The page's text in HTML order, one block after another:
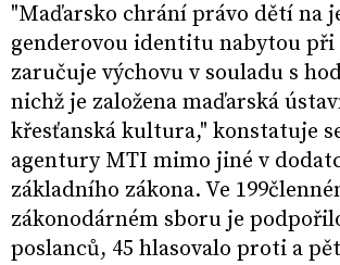
"Maďarsko chrání právo dětí na
genderovou identitu nabytou při
zaručuje výchovu v souladu s
nichž je založena maďarská
křesťanská kultura," konstatuje
agentury MTI mimo jiné v
základního zákona. Ve
zákonodárném sboru je
poslanců, 45 hlasovalo proti a